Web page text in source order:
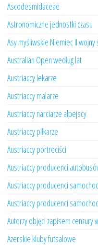
Ascodesmidaceae
Astronomiczne jednostki czasu
Asy myśliwskie Niemiec II
Australian Open według lat
Austriaccy lekarze
Austriaccy malarze
Austriaccy narciarze alpejscy
Austriaccy piłkarze
Austriaccy portreciści
Austriaccy producenci
Austriaccy producenci
Austriaccy producenci
Autorzy objęci zapisem
Azerskie kluby futsalowe